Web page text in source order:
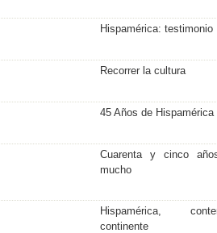
Hispamérica: testimonio
Recorrer la cultura
45 Años de Hispamérica
Cuarenta y cinco
mucho
Hispamérica,
continente